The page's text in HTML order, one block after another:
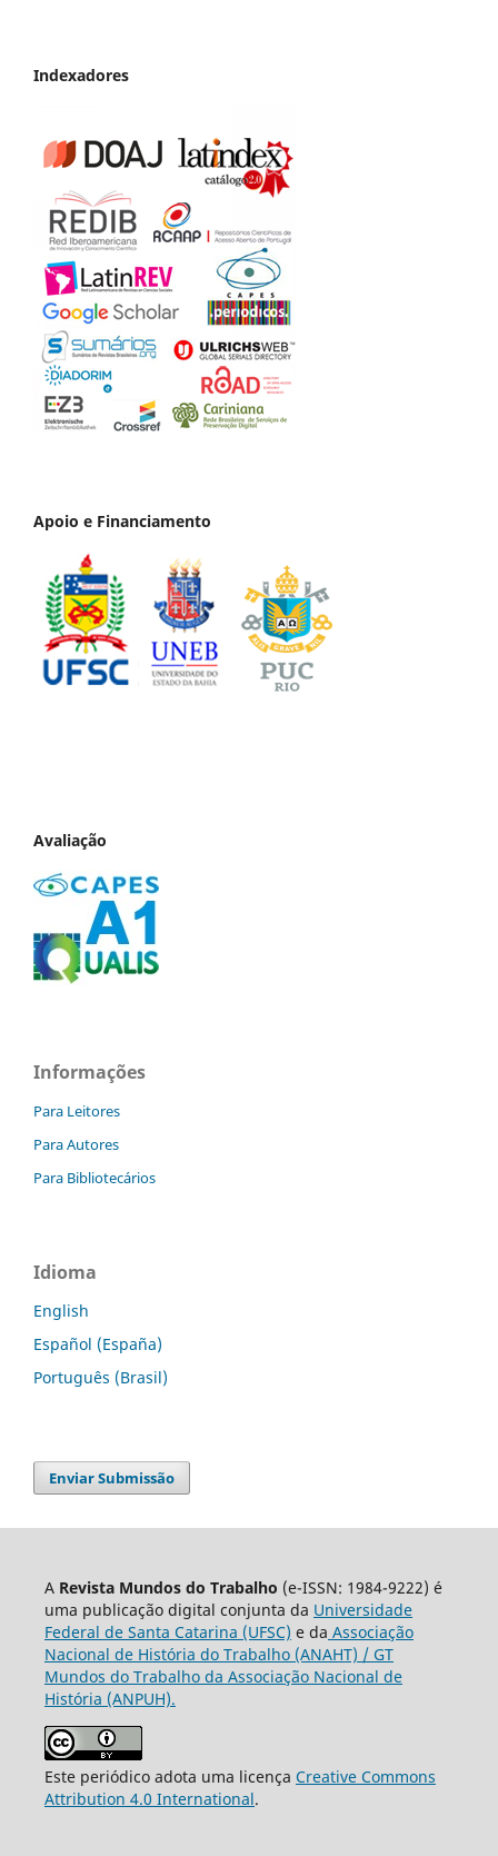
Indexadores
Apoio e Financiamento
Avaliação
Informações
Para Leitores
Para Autores
Para Bibliotecários
Idioma
English
Español (España)
Português (Brasil)
Enviar Submissão
A Revista Mundos do Trabalho (e-ISSN: 1984-9222) é
uma publicação digital conjunta da Universidade
Federal de Santa Catarina (UFSC) e da Associação
Nacional de História do Trabalho (ANAHT) / GT
Mundos do Trabalho da Associação Nacional de
História (ANPUH).
Este periódico adota uma licença Creative Commons
Attribution 4.0 International.